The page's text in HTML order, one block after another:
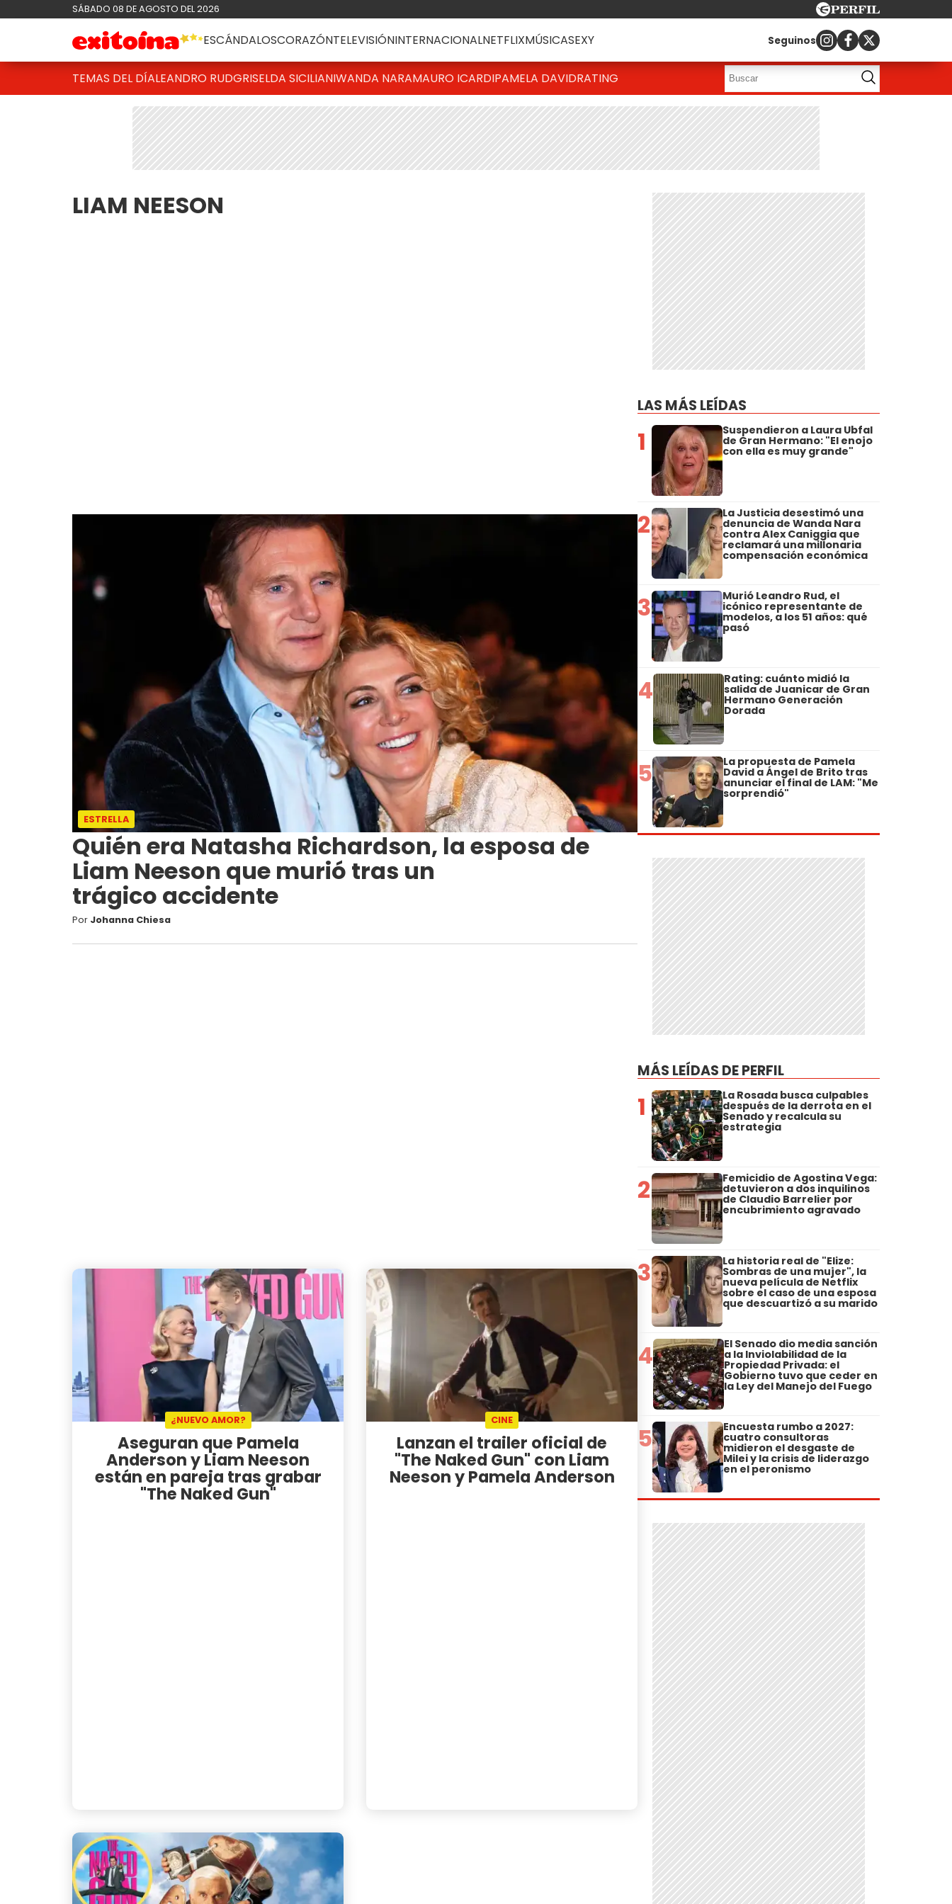
SÁBADO 08 DE AGOSTO DEL 2026
ESCÁNDALOSCORAZÓNTELEVISIÓNINTERNACIONALNETFLIXMÚSICASEXY Seguinos
TEMAS DEL DÍALEANDRO RUDGRISELDA SICILIANIWANDA NARAMAURO ICARDIPAMELA DAVIDRATING
LIAM NEESON
ESTRELLA
Quién era Natasha Richardson, la esposa de
Liam Neeson que murió tras un
trágico accidente
Por Johanna Chiesa
¿NUEVO AMOR?
Aseguran que Pamela
Anderson y Liam Neeson
están en pareja tras grabar
"The Naked Gun"
CINE
Lanzan el trailer oficial de
"The Naked Gun" con Liam
Neeson y Pamela Anderson
LAS MÁS LEÍDAS
1 Suspendieron a Laura Ubfal
de Gran Hermano: "El enojo
con ella es muy grande"
2 La Justicia desestimó una
denuncia de Wanda Nara
contra Alex Caniggia que
reclamará una millonaria
compensación económica
3 Murió Leandro Rud, el
icónico representante de
modelos, a los 51 años: qué
pasó
4 Rating: cuánto midió la
salida de Juanicar de Gran
Hermano Generación
Dorada
5 La propuesta de Pamela
David a Ángel de Brito tras
anunciar el final de LAM: "Me
sorprendió"
MÁS LEÍDAS DE PERFIL
1 La Rosada busca culpables
después de la derrota en el
Senado y recalcula su
estrategia
2 Femicidio de Agostina Vega:
detuvieron a dos inquilinos
de Claudio Barrelier por
encubrimiento agravado
3 La historia real de "Elize:
Sombras de una mujer", la
nueva película de Netflix
sobre el caso de una esposa
que descuartizó a su marido
4 El Senado dio media sanción
a la Inviolabilidad de la
Propiedad Privada: el
Gobierno tuvo que ceder en
la Ley del Manejo del Fuego
5 Encuesta rumbo a 2027:
cuatro consultoras
midieron el desgaste de
Milei y la crisis de liderazgo
en el peronismo